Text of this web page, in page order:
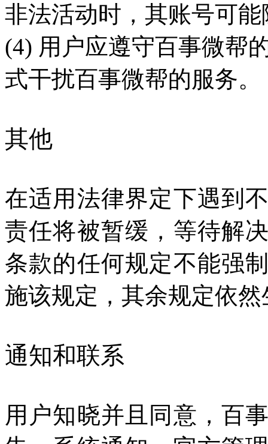
非法活动时，其账号可
(4) 用户应遵守百事微帮
式干扰百事微帮的服务。
其他
在适用法律界定下遇到
责任将被暂缓，等待解
条款的任何规定不能强
施该规定，其余规定依
通知和联系
用户知晓并且同意，百